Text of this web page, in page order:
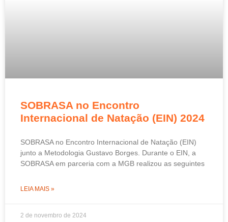
SOBRASA no Encontro
Internacional de Natação (EIN) 2024
SOBRASA no Encontro Internacional de Natação (EIN)
junto a Metodologia Gustavo Borges. Durante o EIN, a
SOBRASA em parceria com a MGB realizou as seguintes
LEIA MAIS »
2 de novembro de 2024